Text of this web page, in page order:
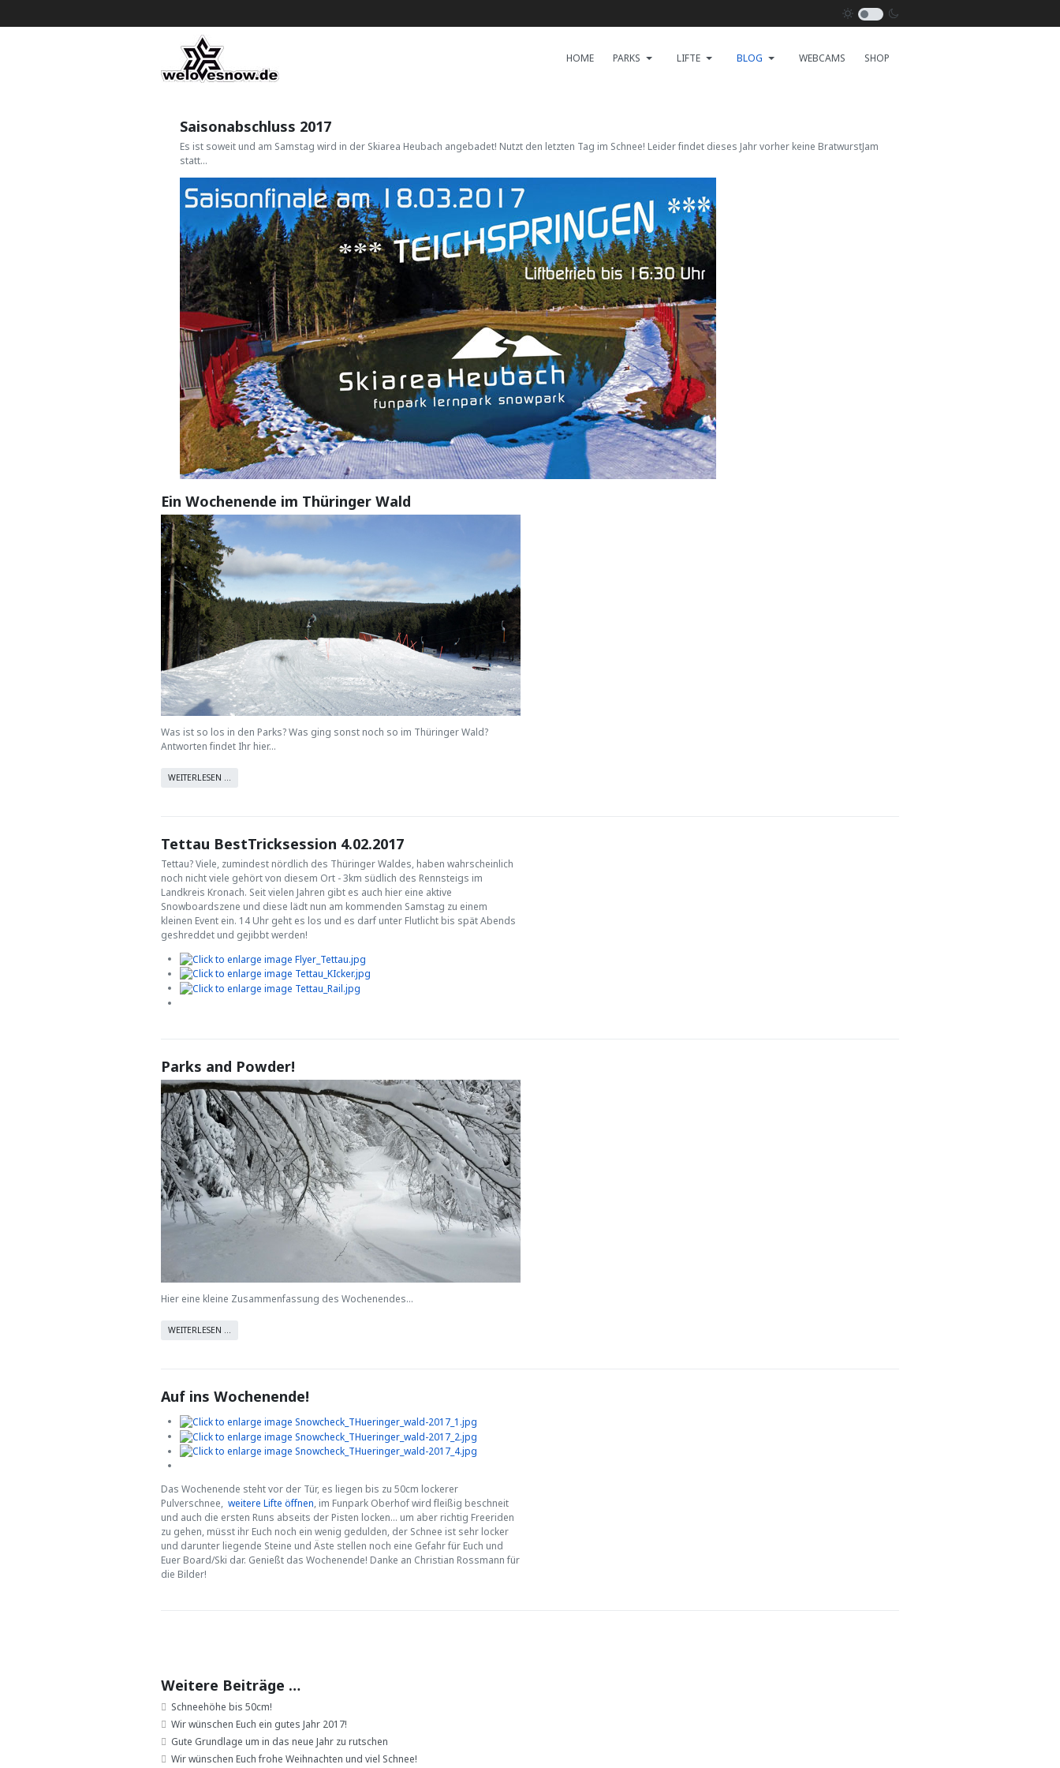
HOME PARKS LIFTE BLOG WEBCAMS SHOP
Saisonabschluss 2017
Es ist soweit und am Samstag wird in der Skiarea Heubach angebadet! Nutzt den letzten Tag im Schnee! Leider findet dieses Jahr vorher keine BratwurstJam
statt...
Ein Wochenende im Thüringer Wald
Was ist so los in den Parks? Was ging sonst noch so im Thüringer Wald?
Antworten findet Ihr hier...
WEITERLESEN …
Tettau BestTricksession 4.02.2017
Tettau? Viele, zumindest nördlich des Thüringer Waldes, haben wahrscheinlich
noch nicht viele gehört von diesem Ort - 3km südlich des Rennsteigs im
Landkreis Kronach. Seit vielen Jahren gibt es auch hier eine aktive
Snowboardszene und diese lädt nun am kommenden Samstag zu einem
kleinen Event ein. 14 Uhr geht es los und es darf unter Flutlicht bis spät Abends
geshreddet und gejibbt werden!
Parks and Powder!
Hier eine kleine Zusammenfassung des Wochenendes...
WEITERLESEN …
Auf ins Wochenende!
Das Wochenende steht vor der Tür, es liegen bis zu 50cm lockerer
Pulverschnee, weitere Lifte öffnen, im Funpark Oberhof wird fleißig beschneit
und auch die ersten Runs abseits der Pisten locken... um aber richtig Freeriden
zu gehen, müsst ihr Euch noch ein wenig gedulden, der Schnee ist sehr locker
und darunter liegende Steine und Äste stellen noch eine Gefahr für Euch und
Euer Board/Ski dar. Genießt das Wochenende! Danke an Christian Rossmann für
die Bilder!
Weitere Beiträge …
Schneehöhe bis 50cm!
Wir wünschen Euch ein gutes Jahr 2017!
Gute Grundlage um in das neue Jahr zu rutschen
Wir wünschen Euch frohe Weihnachten und viel Schnee!